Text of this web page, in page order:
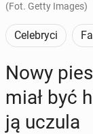
(Fot. Getty Images)
Celebryci
Nowy
miał być
ją uczula